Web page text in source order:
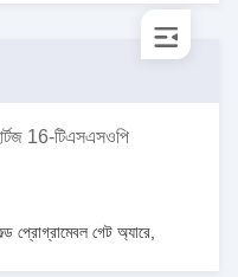
16-টিএসএসওপি
প্রোগ্রামেবল গেট অ্যারে